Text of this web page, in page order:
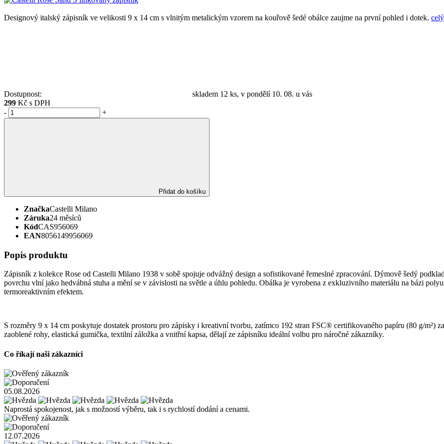
Designový italský zápisník ve velikosti 9 x 14 cm s vlnitým metalickým vzorem na kouřově šedé obálce zaujme na první pohled i dotek.
Dostupnost:
skladem 12 ks, v pondělí 10. 08. u vás
299 Kč s DPH
-
+
Přidat do košíku
ZnačkaCastelli Milano
Záruka24 měsíců
KódCAS956069
EAN8056149956069
Popis produktu
Zápisník z kolekce Rose od Castelli Milano 1938 v sobě spojuje odvážný design a sofistikované řemeslné zpracování. Dýmově šedý
povrchu vlní jako hedvábná stuha a mění se v závislosti na světle a úhlu pohledu. Obálka je vyrobena z exkluzivního materiálu na bázi
termoreaktivním efektem.
S rozměry 9 x 14 cm poskytuje dostatek prostoru pro zápisky i kreativní tvorbu, zatímco 192 stran FSC® certifikovaného papíru (80 g/
zaoblené rohy, elastická gumička, textilní záložka a vnitřní kapsa, dělají ze zápisníku ideální volbu pro náročné zákazníky.
Co říkají naši zákazníci
05.08.2026
Naprostá spokojenost, jak s možností výběru, tak i s rychlostí dodání a cenami.
12.07.2026